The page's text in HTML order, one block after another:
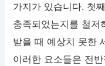
가지가 있습니다. 첫
충족되었는지를 철저
받을 때 예상치 못한
이러한 요소들은 전